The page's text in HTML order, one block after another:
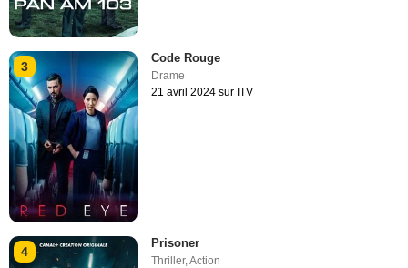
3
Code Rouge
Drame
21 avril 2024 sur ITV
4
Prisoner
Thriller,Action